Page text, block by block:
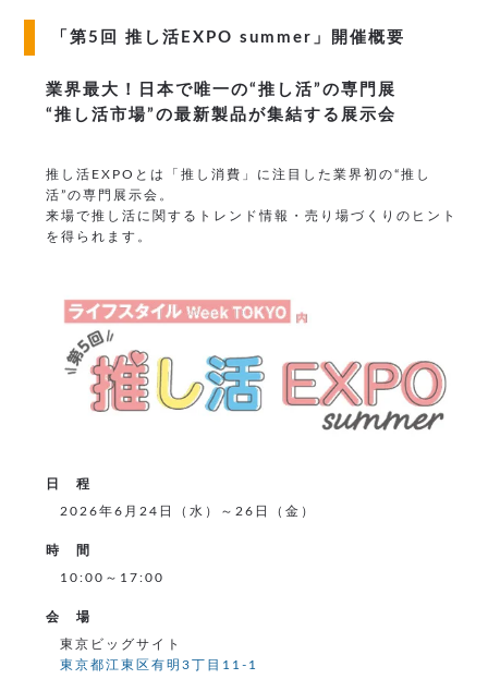
「第5回 推し活EXPO summer」開催概要
業界最大！日本で唯一の“推し活”の専門展
“推し活市場”の最新製品が集結する展示会
推し活EXPOとは「推し消費」に注目した業界初の“推し
活”の専門展示会。
来場で推し活に関するトレンド情報・売り場づくりのヒント
を得られます。
日 程
2026年6月24日（水）～26日（金）
時 間
10:00～17:00
会 場
東京ビッグサイト
東京都江東区有明3丁目11-1